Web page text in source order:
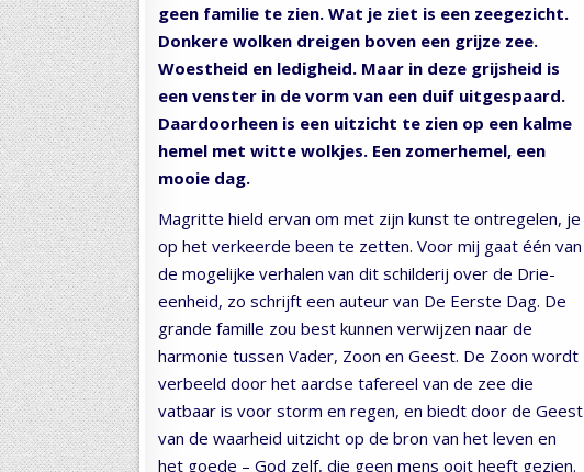
geen familie te zien. Wat je ziet is een zeegezicht.
Donkere wolken dreigen boven een grijze zee.
Woestheid en ledigheid. Maar in deze grijsheid is
een venster in de vorm van een duif uitgespaard.
Daardoorheen is een uitzicht te zien op een kalme
hemel met witte wolkjes. Een zomerhemel, een
mooie dag.
Magritte hield ervan om met zijn kunst te ontregelen, je
op het verkeerde been te zetten. Voor mij gaat één van
de mogelijke verhalen van dit schilderij over de Drie-
eenheid, zo schrijft een auteur van De Eerste Dag. De
grande famille zou best kunnen verwijzen naar de
harmonie tussen Vader, Zoon en Geest. De Zoon wordt
verbeeld door het aardse tafereel van de zee die
vatbaar is voor storm en regen, en biedt door de Geest
van de waarheid uitzicht op de bron van het leven en
het goede – God zelf, die geen mens ooit heeft gezien.